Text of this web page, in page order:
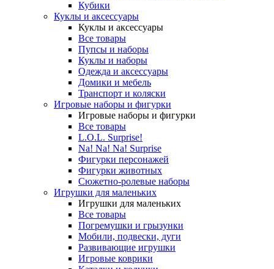
Кубики
Куклы и аксессуары
Куклы и аксессуары
Все товары
Пупсы и наборы
Куклы и наборы
Одежда и аксессуары
Домики и мебель
Транспорт и коляски
Игровые наборы и фигурки
Игровые наборы и фигурки
Все товары
L.O.L. Surprise!
Na! Na! Na! Surprise
Фигурки персонажей
Фигурки животных
Сюжетно-ролевые наборы
Игрушки для маленьких
Игрушки для маленьких
Все товары
Погремушки и грызунки
Мобили, подвески, дуги
Развивающие игрушки
Игровые коврики